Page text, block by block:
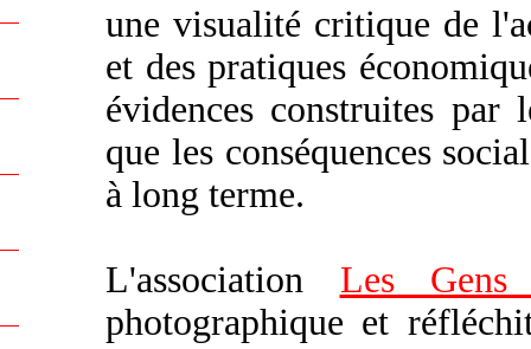
une visualité critique de
et des pratiques
évidences construites par
que les conséquences
à long terme.
L'association Les Gens
photographique et